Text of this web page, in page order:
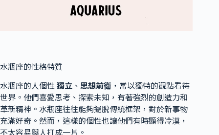
水瓶座的性格特質
水瓶座的人個性 獨立 、 思想前衛 ，常以獨特的觀點看待
世界。他們喜愛思考、探索未知，有著強烈的創造力和
革新精神。水瓶座往往能夠擺脫傳統框架，對於新事物
充滿好奇。然而，這樣的個性也讓他們有時顯得冷漠，
不太容易與人打成一片。